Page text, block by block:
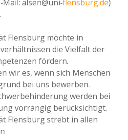
alsen@uni‐flensburg.de)
Flensburg möchte in
die Vielfalt der
fördern.
wir es, wenn sich Menschen
bei uns bewerben.
werden bei
vorrangig berücksichtigt.
Flensburg strebt in allen